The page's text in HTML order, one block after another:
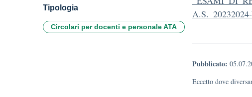
Pubblicato:
Eccetto dove
Tipologia
Circolari per docenti e personale ATA